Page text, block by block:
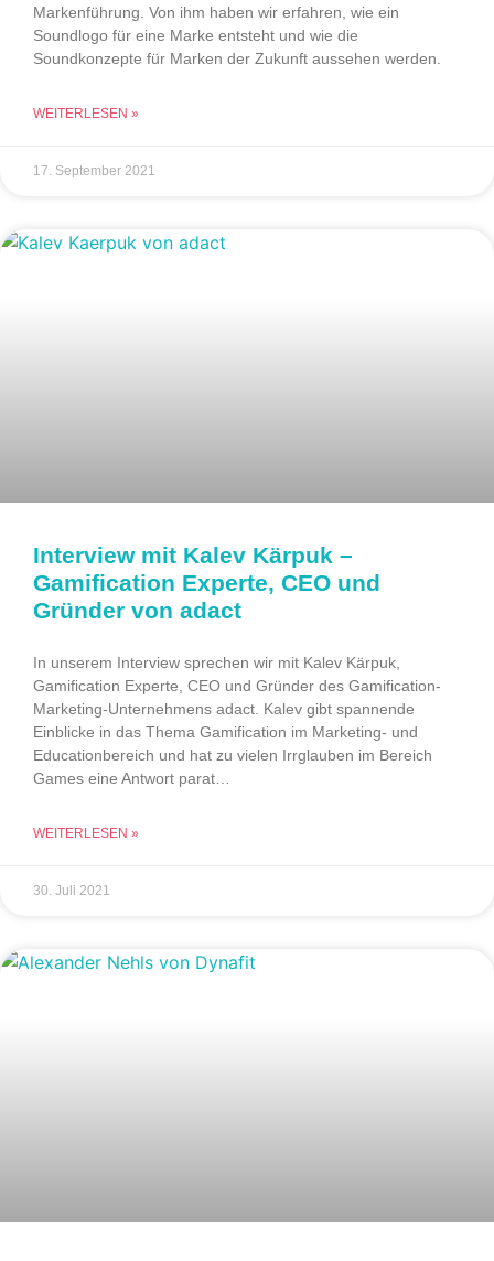
Markenführung. Von ihm haben wir erfahren, wie ein
Soundlogo für eine Marke entsteht und wie die
Soundkonzepte für Marken der Zukunft aussehen werden.
WEITERLESEN »
17. September 2021
Interview mit Kalev Kärpuk –
Gamification Experte, CEO und
Gründer von adact
In unserem Interview sprechen wir mit Kalev Kärpuk,
Gamification Experte, CEO und Gründer des Gamification-
Marketing-Unternehmens adact. Kalev gibt spannende
Einblicke in das Thema Gamification im Marketing- und
Educationbereich und hat zu vielen Irrglauben im Bereich
Games eine Antwort parat…
WEITERLESEN »
30. Juli 2021